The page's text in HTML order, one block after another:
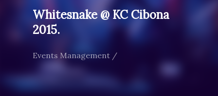
Whitesnake @ KC Cibona
2015.
Events Management /